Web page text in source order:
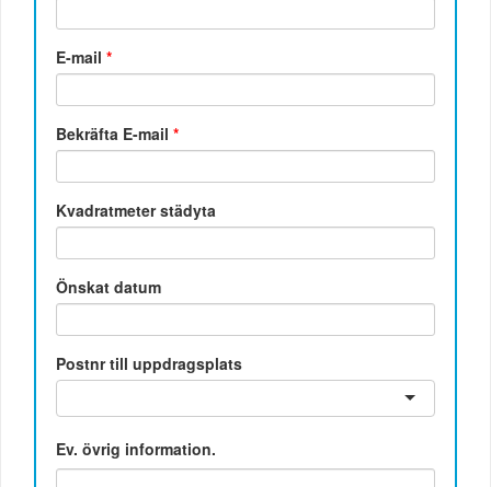
E-mail*
Bekräfta E-mail*
Kvadratmeter städyta
Önskat datum
Postnr till uppdragsplats
Ev. övrig information.